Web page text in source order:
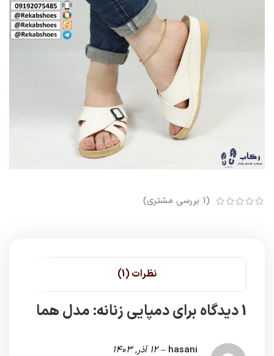
(
1 بررسی مشتری)
نظرات (1)
1 دیدگاه برای دمپایی زنانه: مدل هما
hasani
– 12 آذر, 1403